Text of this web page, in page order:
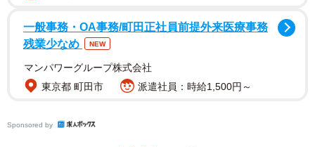
一般事務・OA事務/町田正社員前提外来医療事務
残業少なめ
NEW
マンパワーグループ株式会社
東京都 町田市
派遣社員：時給1,500円～
Sponsored by